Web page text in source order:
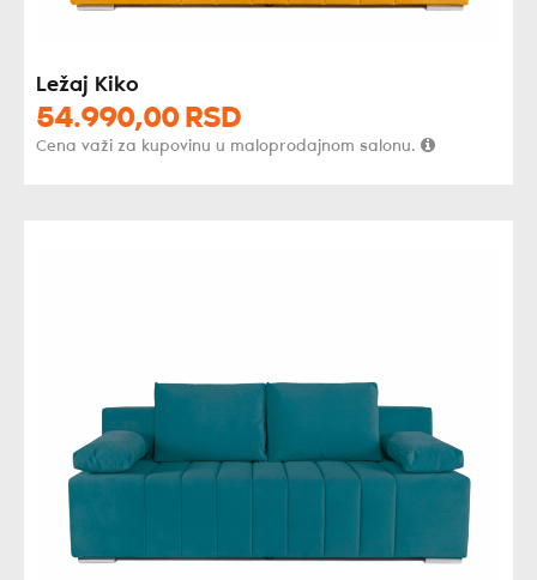
Ležaj Kiko
54.990,00 RSD
Cena važi za kupovinu u maloprodajnom salonu.